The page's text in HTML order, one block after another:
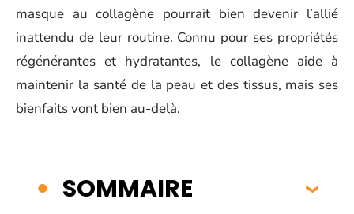
masque au collagène pourrait bien devenir l’allié
inattendu de leur routine. Connu pour ses propriétés
régénérantes et hydratantes, le collagène aide à
maintenir la santé de la peau et des tissus, mais ses
bienfaits vont bien au-delà.
SOMMAIRE